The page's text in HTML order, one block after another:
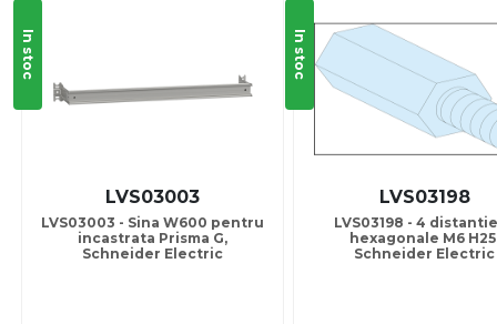
In stoc
LVS03003
LVS03003 - Sina W600 pentru
incastrata Prisma G,
Schneider Electric
In stoc
LVS03198
LVS03198 - 4
hexagonale M6
Schneider Electric